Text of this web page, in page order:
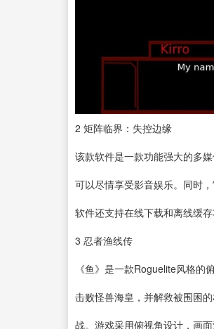
2 矩阵临界：失控边缘
该款软件是一款功能强大的多
可以尽情享受影音娱乐。同时
软件还支持在线下载和离线缓
3 忍者渔线传
《鱼》是一款Roguelite风格
击败怪兽海皇，并解救被围困
战。游戏采用俯视角设计，画